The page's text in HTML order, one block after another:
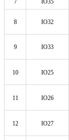
8 IO32
9 IO33
10 IO25
11 IO26
12 IO27